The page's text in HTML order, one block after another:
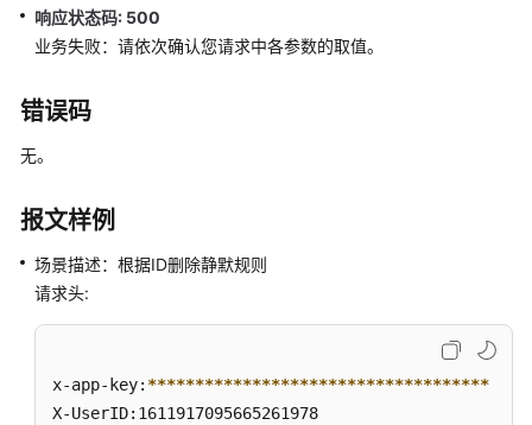
知
功
成
接
听
（离
座
功
能
响应状态码: 500
业务失败：请依次确认您请求中各参数的取值。
错误码
无。
报文样例
场景描述：根据ID删除静默规则
请求头:
x-app-key: ************************************
X-UserID:1611917095665261978